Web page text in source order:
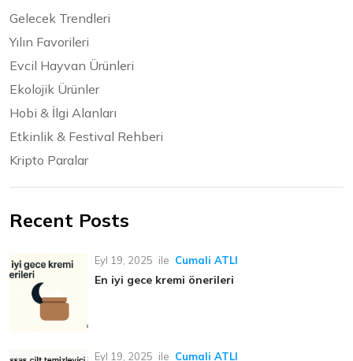
Gelecek Trendleri
Yılın Favorileri
Evcil Hayvan Ürünleri
Ekolojik Ürünler
Hobi & İlgi Alanları
Etkinlik & Festival Rehberi
Kripto Paralar
Recent Posts
Eyl 19, 2025 ile Cumali ATLI
En iyi gece kremi önerileri
Eyl 19, 2025 ile Cumali ATLI